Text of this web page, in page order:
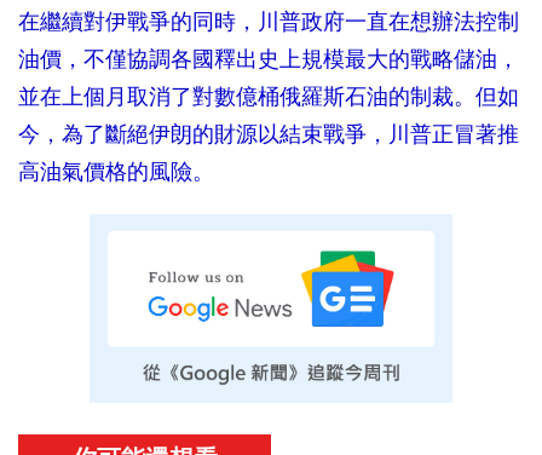
在繼續對伊戰爭的同時，川普政府一直在想辦法控制
油價，不僅協調各國釋出史上規模最大的戰略儲油，
並在上個月取消了對數億桶俄羅斯石油的制裁。但如
今，為了斷絕伊朗的財源以結束戰爭，川普正冒著推
高油氣價格的風險。